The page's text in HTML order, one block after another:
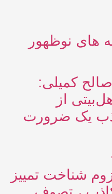
های نوظهور
کمیلی:
از
یک ضرورت
شناخت تمییز